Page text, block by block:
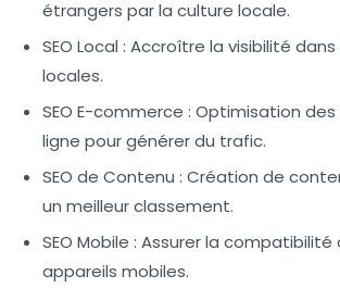
étrangers par la culture locale.
SEO Local : Accroître la visibilité
locales.
SEO E-commerce : Optimisation
ligne pour générer du trafic.
SEO de Contenu : Création de
un meilleur classement.
SEO Mobile : Assurer la compatibilité
appareils mobiles.